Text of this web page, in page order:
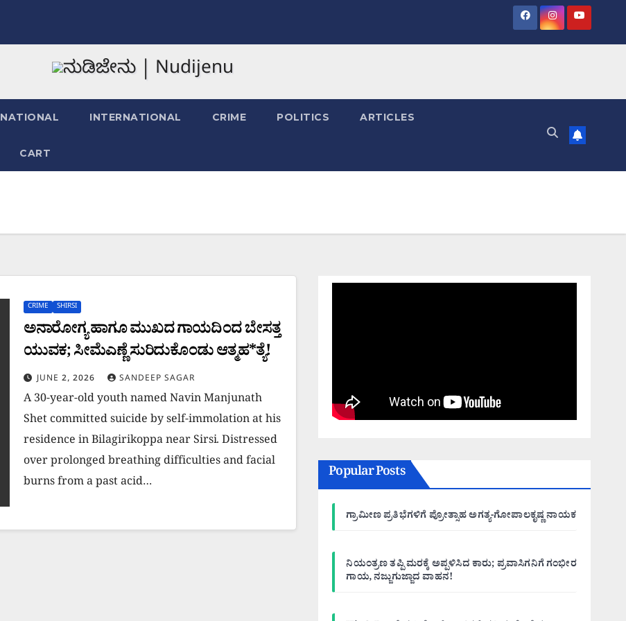
NATIONAL INTERNATIONAL CRIME POLITICS ARTICLES
CART
CRIME SHIRSI
ಅನಾರೋಗ್ಯ ಹಾಗೂ ಮುಖದ ಗಾಯದಿಂದ ಬೇಸತ್ತ
ಯುವಕ; ಸೀಮೆಎಣ್ಣೆ ಸುರಿದುಕೊಂಡು ಆತ್ಮಹ*ತ್ಯೆ!
JUNE 2, 2026 SANDEEP SAGAR
A 30-year-old youth named Navin Manjunath
Shet committed suicide by self-immolation at his
residence in Bilagirikoppa near Sirsi. Distressed
over prolonged breathing difficulties and facial
burns from a past acid…
Popular Posts
ಗ್ರಾಮೀಣ ಪ್ರತಿಭೆಗಳಿಗೆ ಪ್ರೋತ್ಸಾಹ ಅಗತ್ಯ-ಗೋಪಾಲಕೃಷ್ಣ ನಾಯಕ
ನಿಯಂತ್ರಣ ತಪ್ಪಿ ಮರಕ್ಕೆ ಅಪ್ಪಳಿಸಿದ ಕಾರು; ಪ್ರವಾಸಿಗನಿಗೆ ಗಂಭೀರ
ಗಾಯ, ನಜ್ಜುಗುಜ್ಜಾದ ವಾಹನ!